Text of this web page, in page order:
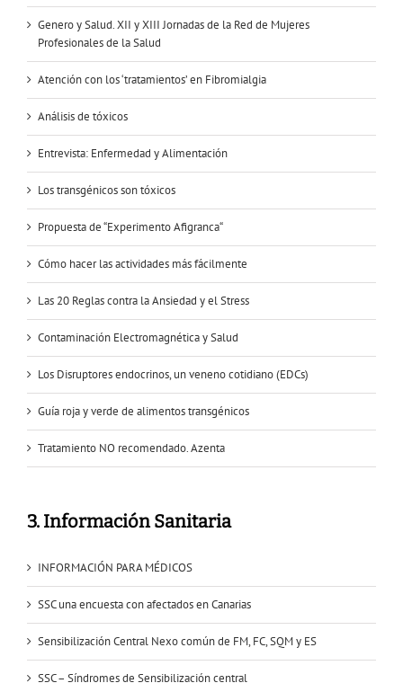
Genero y Salud. XII y XIII Jornadas de la Red de Mujeres
Profesionales de la Salud
Atención con los ‘tratamientos’ en Fibromialgia
Análisis de tóxicos
Entrevista: Enfermedad y Alimentación
Los transgénicos son tóxicos
Propuesta de “Experimento Afigranca“
Cómo hacer las actividades más fácilmente
Las 20 Reglas contra la Ansiedad y el Stress
Contaminación Electromagnética y Salud
Los Disruptores endocrinos, un veneno cotidiano (EDCs)
Guía roja y verde de alimentos transgénicos
Tratamiento NO recomendado. Azenta
3. Información Sanitaria
INFORMACIÓN PARA MÉDICOS
SSC una encuesta con afectados en Canarias
Sensibilización Central Nexo común de FM, FC, SQM y ES
SSC – Síndromes de Sensibilización central